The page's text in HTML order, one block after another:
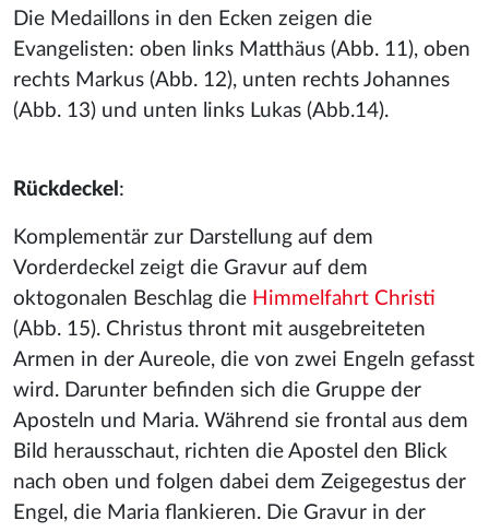
Die Medaillons in den Ecken zeigen die
Evangelisten: oben links Matthäus (Abb. 11), oben
rechts Markus (Abb. 12), unten rechts Johannes
(Abb. 13) und unten links Lukas (Abb.14).
Rückdeckel :
Komplementär zur Darstellung auf dem
Vorderdeckel zeigt die Gravur auf dem
oktogonalen Beschlag die Himmelfahrt Christi
(Abb. 15). Christus thront mit ausgebreiteten
Armen in der Aureole, die von zwei Engeln gefasst
wird. Darunter befinden sich die Gruppe der
Aposteln und Maria. Während sie frontal aus dem
Bild herausschaut, richten die Apostel den Blick
nach oben und folgen dabei dem Zeigegestus der
Engel, die Maria flankieren. Die Gravur in der